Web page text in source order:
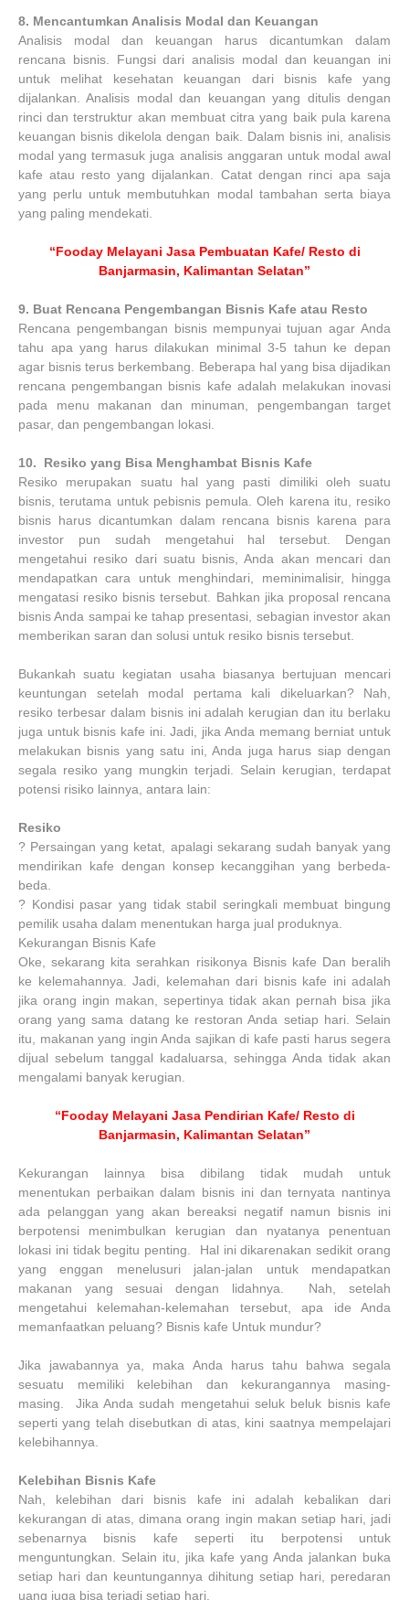
8. Mencantumkan Analisis Modal dan Keuangan
Analisis modal dan keuangan harus dicantumkan dalam
rencana bisnis. Fungsi dari analisis modal dan keuangan ini
untuk melihat kesehatan keuangan dari bisnis kafe yang
dijalankan. Analisis modal dan keuangan yang ditulis dengan
rinci dan terstruktur akan membuat citra yang baik pula karena
keuangan bisnis dikelola dengan baik. Dalam bisnis ini, analisis
modal yang termasuk juga analisis anggaran untuk modal awal
kafe atau resto yang dijalankan. Catat dengan rinci apa saja
yang perlu untuk membutuhkan modal tambahan serta biaya
yang paling mendekati.
“Fooday Melayani Jasa Pembuatan Kafe/ Resto di
Banjarmasin, Kalimantan Selatan”
9. Buat Rencana Pengembangan Bisnis Kafe atau Resto
Rencana pengembangan bisnis mempunyai tujuan agar Anda
tahu apa yang harus dilakukan minimal 3-5 tahun ke depan
agar bisnis terus berkembang. Beberapa hal yang bisa dijadikan
rencana pengembangan bisnis kafe adalah melakukan inovasi
pada menu makanan dan minuman, pengembangan target
pasar, dan pengembangan lokasi.
10.
Resiko yang Bisa Menghambat Bisnis Kafe
Resiko merupakan suatu hal yang pasti dimiliki oleh suatu
bisnis, terutama untuk pebisnis pemula. Oleh karena itu, resiko
bisnis harus dicantumkan dalam rencana bisnis karena para
investor pun sudah mengetahui hal tersebut. Dengan
mengetahui resiko dari suatu bisnis, Anda akan mencari dan
mendapatkan cara untuk menghindari, meminimalisir, hingga
mengatasi resiko bisnis tersebut. Bahkan jika proposal rencana
bisnis Anda sampai ke tahap presentasi, sebagian investor akan
memberikan saran dan solusi untuk resiko bisnis tersebut.
Bukankah suatu kegiatan usaha biasanya bertujuan mencari
keuntungan setelah modal pertama kali dikeluarkan? Nah,
resiko terbesar dalam bisnis ini adalah kerugian dan itu berlaku
juga untuk bisnis kafe ini. Jadi, jika Anda memang berniat untuk
melakukan bisnis yang satu ini, Anda juga harus siap dengan
segala resiko yang mungkin terjadi. Selain kerugian, terdapat
potensi risiko lainnya, antara lain:
Resiko
? Persaingan yang ketat, apalagi sekarang sudah banyak yang
mendirikan kafe dengan konsep kecanggihan yang berbeda-
beda.
? Kondisi pasar yang tidak stabil seringkali membuat bingung
pemilik usaha dalam menentukan harga jual produknya.
Kekurangan Bisnis Kafe
Oke, sekarang kita serahkan risikonya Bisnis kafe Dan beralih
ke kelemahannya. Jadi, kelemahan dari bisnis kafe ini adalah
jika orang ingin makan, sepertinya tidak akan pernah bisa jika
orang yang sama datang ke restoran Anda setiap hari. Selain
itu, makanan yang ingin Anda sajikan di kafe pasti harus segera
dijual sebelum tanggal kadaluarsa, sehingga Anda tidak akan
mengalami banyak kerugian.
“Fooday Melayani Jasa Pendirian Kafe/ Resto di
Banjarmasin, Kalimantan Selatan”
Kekurangan lainnya bisa dibilang tidak mudah untuk
menentukan perbaikan dalam bisnis ini dan ternyata nantinya
ada pelanggan yang akan bereaksi negatif namun bisnis ini
berpotensi menimbulkan kerugian dan nyatanya penentuan
lokasi ini tidak begitu penting. Hal ini dikarenakan sedikit orang
yang enggan menelusuri jalan-jalan untuk mendapatkan
makanan yang sesuai dengan lidahnya. Nah, setelah
mengetahui kelemahan-kelemahan tersebut, apa ide Anda
memanfaatkan peluang? Bisnis kafe Untuk mundur?
Jika jawabannya ya, maka Anda harus tahu bahwa segala
sesuatu memiliki kelebihan dan kekurangannya masing-
masing. Jika Anda sudah mengetahui seluk beluk bisnis kafe
seperti yang telah disebutkan di atas, kini saatnya mempelajari
kelebihannya.
Kelebihan Bisnis Kafe
Nah, kelebihan dari bisnis kafe ini adalah kebalikan dari
kekurangan di atas, dimana orang ingin makan setiap hari, jadi
sebenarnya bisnis kafe seperti itu berpotensi untuk
menguntungkan. Selain itu, jika kafe yang Anda jalankan buka
setiap hari dan keuntungannya dihitung setiap hari, peredaran
uang juga bisa terjadi setiap hari.